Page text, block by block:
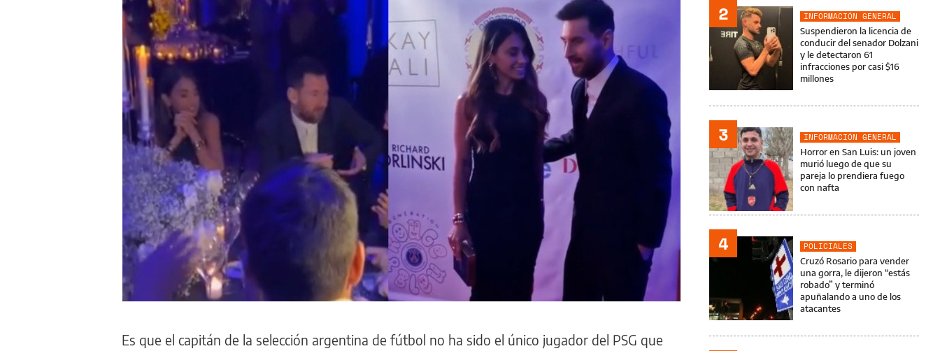
Es que el capitán de la selección argentina de fútbol no ha sido el único jugador del PSG que
2
INFORMACIÓN GENERAL
Suspendieron la licencia de
conducir del senador Dolzani
y le detectaron 61
infracciones por casi $16
millones
3
INFORMACIÓN GENERAL
Horror en San Luis: un joven
murió luego de que su
pareja lo prendiera fuego
con nafta
4
POLICIALES
Cruzó Rosario para vender
una gorra, le dijeron “estás
robado” y terminó
apuñalando a uno de los
atacantes